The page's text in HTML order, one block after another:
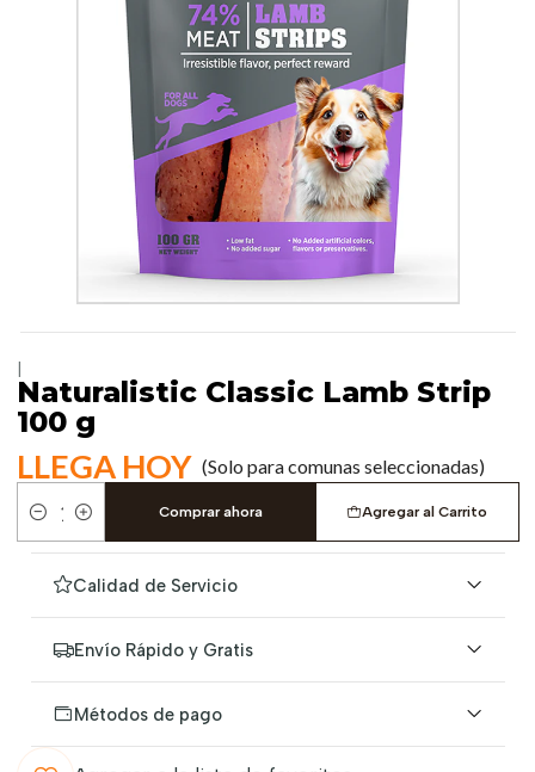
Naturalistic Classic Lamb Strip
100 g
LLEGA HOY (Solo para comunas seleccionadas)
Cantidad
Agregar al Carrito
Comprar ahora
Calidad de Servicio
Envío Rápido y Gratis
Métodos de pago